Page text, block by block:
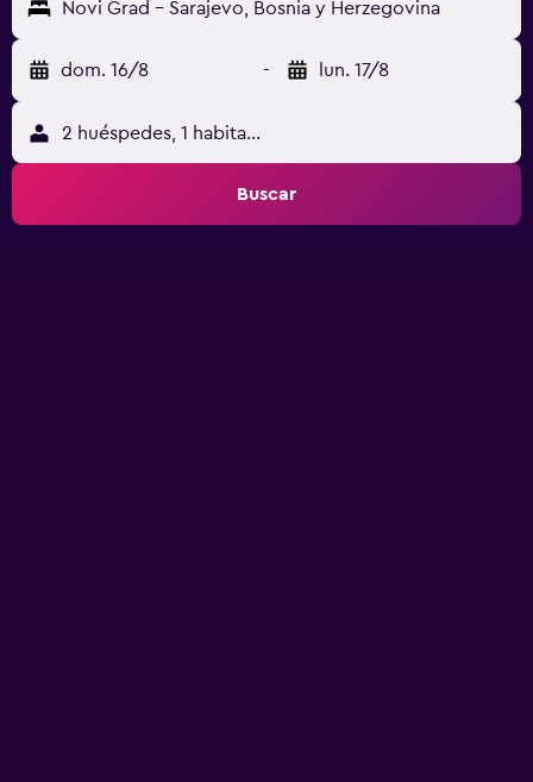
Novi Grad - Sarajevo, Bosnia y Herzegovina
dom. 16/8 - lun. 17/8
2 huéspedes, 1 habitación
Buscar